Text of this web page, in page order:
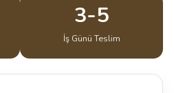
3-5
İş Günü Teslim